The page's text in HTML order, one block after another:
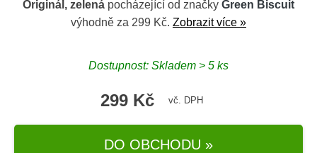
Originál, zelená pocházející od značky Green Biscuit
výhodně za 299 Kč. Zobrazit více »
Dostupnost: Skladem > 5 ks
299 Kč vč. DPH
DO OBCHODU »